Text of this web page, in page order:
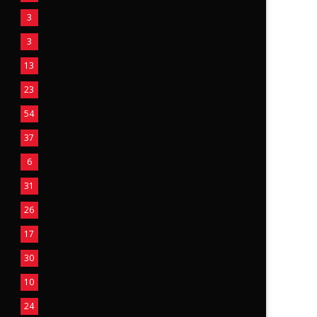
3
3
13
23
54
37
6
31
26
17
30
10
24